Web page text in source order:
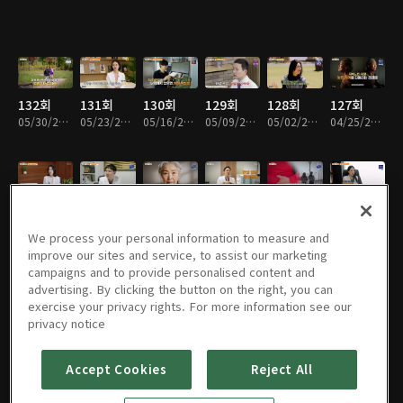
132회
05/30/2026 • 57분
131회
05/23/2026 • 56분
130회
05/16/2026 • 56분
129회
05/09/2026 • 57분
128회
05/02/2026 • 57분
127회
04/25/2026 • 57분
121회
120회
03/07/2026 • 56분
119회 118회 117회 116회 115회
We process your personal information to measure and
improve our sites and service, to assist our marketing
campaigns and to provide personalised content and
advertising. By clicking the button on the right, you can
exercise your privacy rights. For more information see our
privacy notice
Accept Cookies Reject All